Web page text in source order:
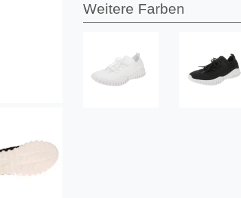
Weitere Farben